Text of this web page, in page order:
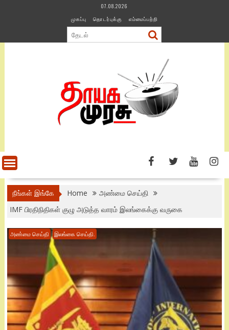
07.08.2026
முகப்பு
தொடர்புக்கு எம்மைப்பற்றி
நீங்கள் இங்கே Home
அண்மை செய்தி
IMF பிரதிநிதிகள் குழு அடுத்த வாரம் இலங்கைக்கு வருகை
அண்மை செய்தி இலங்கை செய்தி.